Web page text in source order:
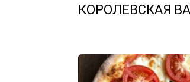
КОРОЛЕВСКАЯ